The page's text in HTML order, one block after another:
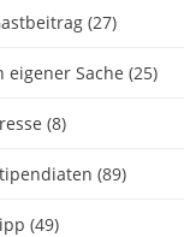
(27)
eigener Sache (25)
(8)
(89)
(49)